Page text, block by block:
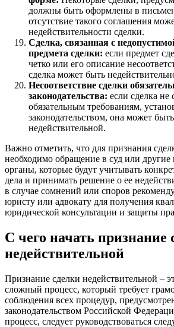
должны быть оформлены в
отсутствие такого соглашения
недействительности сделки.
Сделка, связанная с
предмета сделки: если предмет
четко или его описание
сделка может быть
Несоответствие сделки
законодательства: если сделка не
обязательным требованиям,
законодательством, она может
недействительной.
Важно отметить, что для признания
необходимо обращение в суд или другие
органы, которые будут учитывать
дела и принимать решение о ее
в случае сомнений или споров
юристу или адвокату для получения
юридической консультации и защиты
С чего начать признание
недействительной
Признание сделки недействительной –
сложный процесс, который требует
соблюдения всех процедур,
законодательством Российской
процесс, следует руководствоваться